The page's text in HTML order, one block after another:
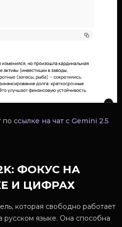
по ссылке на чат с Gemini 2.5
ФОКУС НА
И ЦИФРАХ
которая свободно работает
русском языке. Она способна